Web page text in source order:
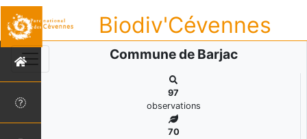
Biodiv'Cévennes
Commune de Barjac
97
observations
70